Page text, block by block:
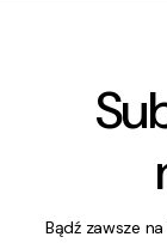
Bądź zawsze